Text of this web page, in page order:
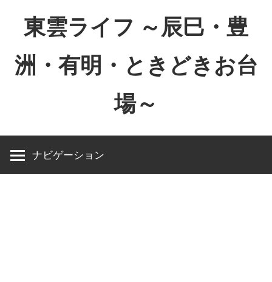
東雲ライフ ～辰巳・豊
洲・有明・ときどきお台
場～
ラ
ナビゲーション